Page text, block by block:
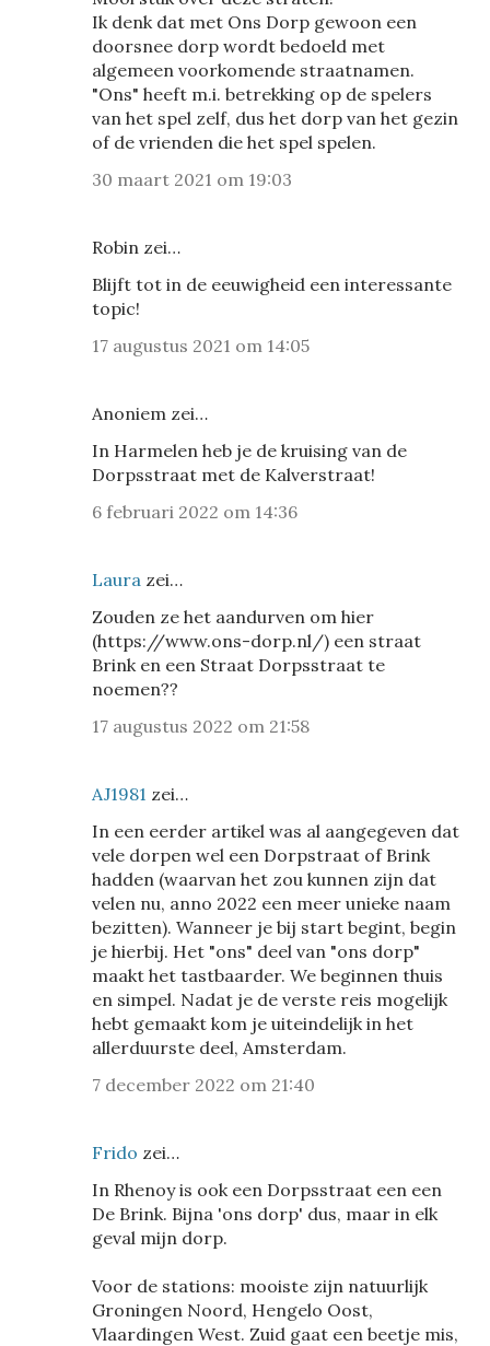
Ik denk dat met Ons Dorp gewoon een
doorsnee dorp wordt bedoeld met
algemeen voorkomende straatnamen.
"Ons" heeft m.i. betrekking op de spelers
van het spel zelf, dus het dorp van het gezin
of de vrienden die het spel spelen.
30 maart 2021 om 19:03
Robin zei…
Blijft tot in de eeuwigheid een interessante
topic!
17 augustus 2021 om 14:05
Anoniem zei…
In Harmelen heb je de kruising van de
Dorpsstraat met de Kalverstraat!
6 februari 2022 om 14:36
Laura zei…
Zouden ze het aandurven om hier
(https://www.ons-dorp.nl/) een straat
Brink en een Straat Dorpsstraat te
noemen??
17 augustus 2022 om 21:58
AJ1981 zei…
In een eerder artikel was al aangegeven dat
vele dorpen wel een Dorpstraat of Brink
hadden (waarvan het zou kunnen zijn dat
velen nu, anno 2022 een meer unieke naam
bezitten). Wanneer je bij start begint, begin
je hierbij. Het "ons" deel van "ons dorp"
maakt het tastbaarder. We beginnen thuis
en simpel. Nadat je de verste reis mogelijk
hebt gemaakt kom je uiteindelijk in het
allerduurste deel, Amsterdam.
7 december 2022 om 21:40
Frido zei…
In Rhenoy is ook een Dorpsstraat een een
De Brink. Bijna 'ons dorp' dus, maar in elk
geval mijn dorp.
Voor de stations: mooiste zijn natuurlijk
Groningen Noord, Hengelo Oost,
Vlaardingen West. Zuid gaat een beetje mis,